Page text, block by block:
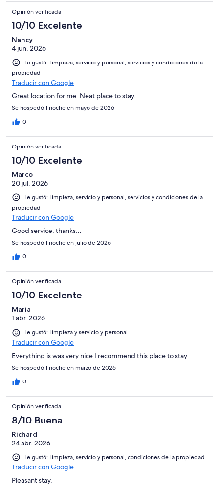
Opinión verificada
10/10 Excelente
Nancy
4 jun. 2026
Le gustó: Limpieza, servicio y personal, servicios y condiciones de la
propiedad
Traducir con Google
Great location for me. Neat place to stay.
Se hospedó 1 noche en mayo de 2026
0
Opinión verificada
10/10 Excelente
Marco
20 jul. 2026
Le gustó: Limpieza, servicio y personal, servicios y condiciones de la
propiedad
Traducir con Google
Good service, thanks…
Se hospedó 1 noche en julio de 2026
0
Opinión verificada
10/10 Excelente
Maria
1 abr. 2026
Le gustó: Limpieza y servicio y personal
Traducir con Google
Everything is was very nice I recommend this place to stay
Se hospedó 1 noche en marzo de 2026
0
Opinión verificada
8/10 Buena
Richard
24 abr. 2026
Le gustó: Limpieza, servicio y personal, condiciones de la propiedad
Traducir con Google
Pleasant stay.